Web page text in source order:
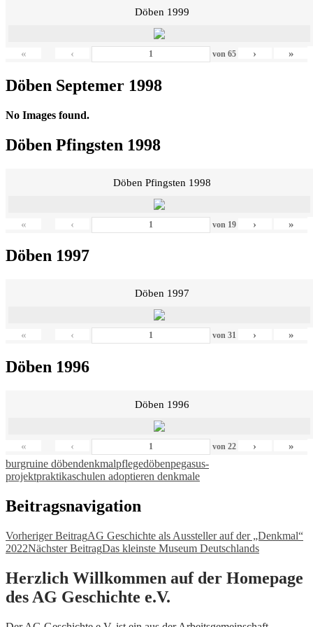
Döben 1999
« ‹ von 65 › »
Döben Septemer 1998
No Images found.
Döben Pfingsten 1998
Döben Pfingsten 1998
« ‹ von 19 › »
Döben 1997
Döben 1997
« ‹ von 31 › »
Döben 1996
Döben 1996
« ‹ von 22 › »
burgruine döbendenkmalpflegedöbenpegasus-
projektpraktikaschulen adoptieren denkmale
Beitragsnavigation
Vorheriger BeitragAG Geschichte als Aussteller auf der „Denkmal“
2022Nächster BeitragDas kleinste Museum Deutschlands
Herzlich Willkommen auf der Homepage
des AG Geschichte e.V.